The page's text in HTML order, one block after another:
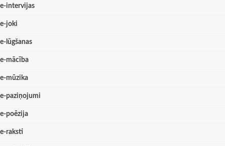
e-intervijas
e-joki
e-lūgšanas
e-mācība
e-mūzika
e-paziņojumi
e-poēzija
e-raksti